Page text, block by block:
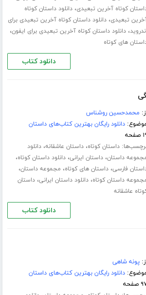
کوتاه آخرین تبعیدی،دانلود داستان کوتاه
تبعیدی،دانلود داستان کوتاه آخرین تبعیدی برای
،دانلود داستان کوتاه آخرین تبعیدی برای ایفون،
های کوتاه
دانلود کتاب
محمدحسین روشناس
دانلود رایگان بهترین کتاب‌های داستان
داستان کوتاه،داستان عاشقانه،دانلود
داستان،داستان ایرانی،دانلود داستان کوتاه،
فارسی،داستان های کوتاه، مجموعه داستان،
داستان کوتاه،دانلود داستان ایرانی،داستان
عاشقانه
دانلود کتاب
پونه شاهی
دانلود رایگان بهترین کتاب‌های داستان